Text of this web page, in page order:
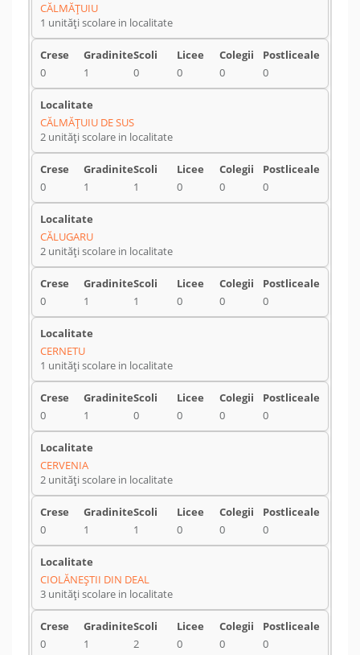
CĂLMĂŢUIU
1 unități scolare in localitate
0 1 0 0 0 0
CĂLMĂŢUIU DE SUS
2 unități scolare in localitate
0 1 1 0 0 0
CĂLUGARU
2 unități scolare in localitate
0 1 1 0 0 0
CERNETU
1 unități scolare in localitate
0 1 0 0 0 0
CERVENIA
2 unități scolare in localitate
0 1 1 0 0 0
CIOLĂNEŞTII DIN DEAL
3 unități scolare in localitate
0 1 2 0 0 0